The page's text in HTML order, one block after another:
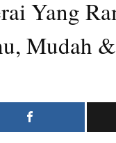
Yang
Mudah